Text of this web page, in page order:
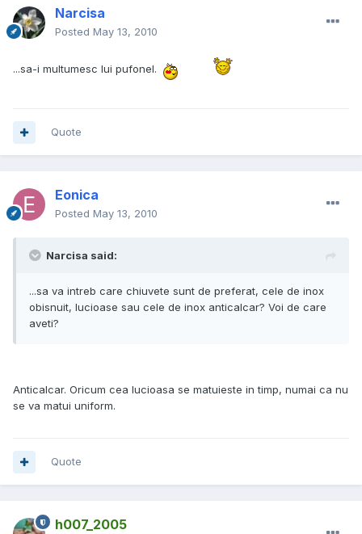
Narcisa
Posted May 13, 2010
...sa-i multumesc lui pufonel.
Quote
Eonica
Posted May 13, 2010
Narcisa said:
...sa va intreb care chiuvete sunt de preferat, cele de inox
obisnuit, lucioase sau cele de inox anticalcar? Voi de care
aveti?
Anticalcar. Oricum cea lucioasa se matuieste in timp, numai ca nu
se va matui uniform.
Quote
h007_2005